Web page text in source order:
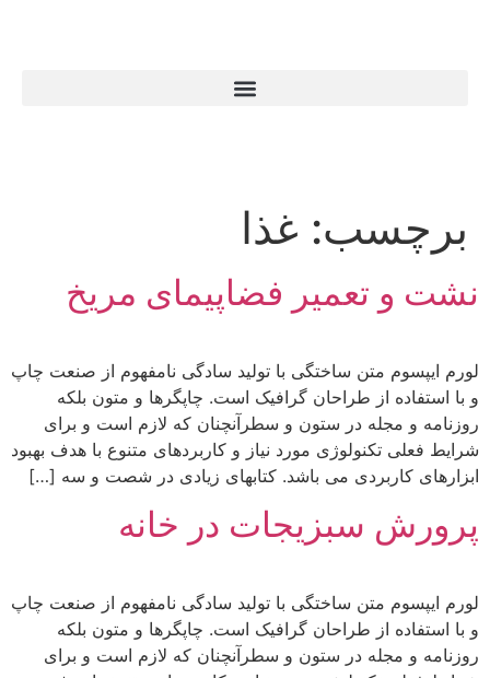
برچسب: غذا
نشت و تعمیر فضاپیمای مریخ
لورم ایپسوم متن ساختگی با تولید سادگی نامفهوم از صنعت چاپ
و با استفاده از طراحان گرافیک است. چاپگرها و متون بلکه
روزنامه و مجله در ستون و سطرآنچنان که لازم است و برای
شرایط فعلی تکنولوژی مورد نیاز و کاربردهای متنوع با هدف بهبود
ابزارهای کاربردی می باشد. کتابهای زیادی در شصت و سه […]
پرورش سبزیجات در خانه
لورم ایپسوم متن ساختگی با تولید سادگی نامفهوم از صنعت چاپ
و با استفاده از طراحان گرافیک است. چاپگرها و متون بلکه
روزنامه و مجله در ستون و سطرآنچنان که لازم است و برای